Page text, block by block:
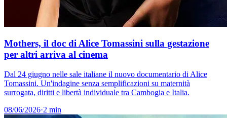
Mothers, il doc di Alice Tomassini sulla gestazione
per altri arriva al cinema
Dal 24 giugno nelle sale italiane il nuovo documentario di Alice
Tomassini. Un'indagine senza semplificazioni su maternità
surrogata, diritti e libertà individuale tra Cambogia e Italia.
08/06/2026·2 min